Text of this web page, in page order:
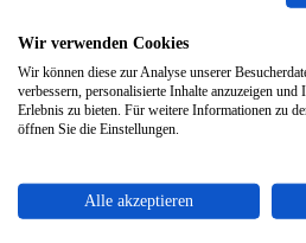
Produkt Anzahl: Gib den gewünschten Wert
Wir verwenden Cookies
Wir können diese zur Analyse unserer
verbessern, personalisierte Inhalte anzuzeigen und
Erlebnis zu bieten. Für weitere Informationen zu
öffnen Sie die Einstellungen.
Alle akzeptieren